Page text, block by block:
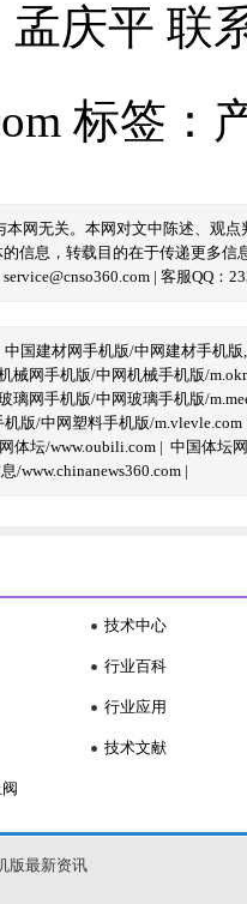
庆平 联
标签：
本网无关。本网对文中陈述、观
信息，转载目的在于传递更多
| 客服QQ：
中国建材网手机版/中网建材手机版
械网手机版/中网机械手机版/
璃网手机版/中网玻璃手机版/
版/中网塑料手机版/m.vlevle.com
体坛/www.oubili.com | 中国体坛
/www.chinanews360.com |
技术中心
行业百科
行业应用
技术文献
版最新资讯